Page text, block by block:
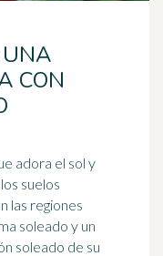
UNA
CON
adora el sol y
suelos
las regiones
soleado y un